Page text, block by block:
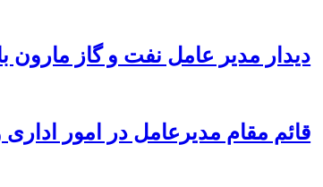
دیدار مدیر عامل نفت و گاز مارون
قائم مقام مدیرعامل در امور